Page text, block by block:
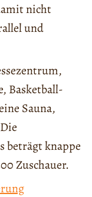
nicht
und
Basketball-
Sauna,
beträgt knappe
Zuschauer.